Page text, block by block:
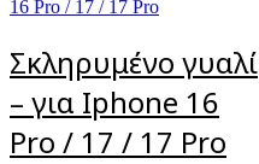
Σκληρυμένο γυαλί
– για Iphone 16
Pro / 17 / 17 Pro